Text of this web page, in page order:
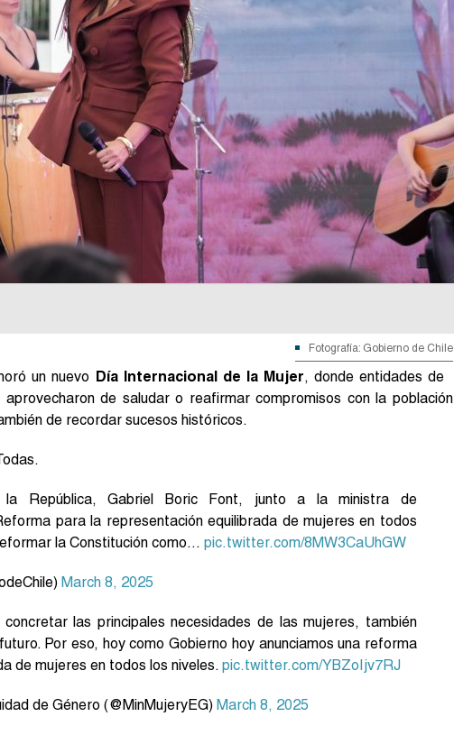
Fotografía: Gobierno de Chile
un nuevo Día Internacional de la Mujer, donde entidades de
de saludar o reafirmar compromisos con la población
de recordar sucesos históricos.
República, Gabriel Boric Font, junto a la ministra de
para la representación equilibrada de mujeres en todos
la Constitución como… pic.twitter.com/8MW3CaUhGW
March 8, 2025
las principales necesidades de las mujeres, también
Por eso, hoy como Gobierno hoy anunciamos una reforma
de mujeres en todos los niveles. pic.twitter.com/YBZoIjv7RJ
de Género (@MinMujeryEG) March 8, 2025